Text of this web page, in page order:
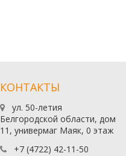
КОНТАКТЫ
ул. 50-летия
Белгородской области, дом
11, универмаг Маяк, 0 этаж
+7 (4722) 42-11-50